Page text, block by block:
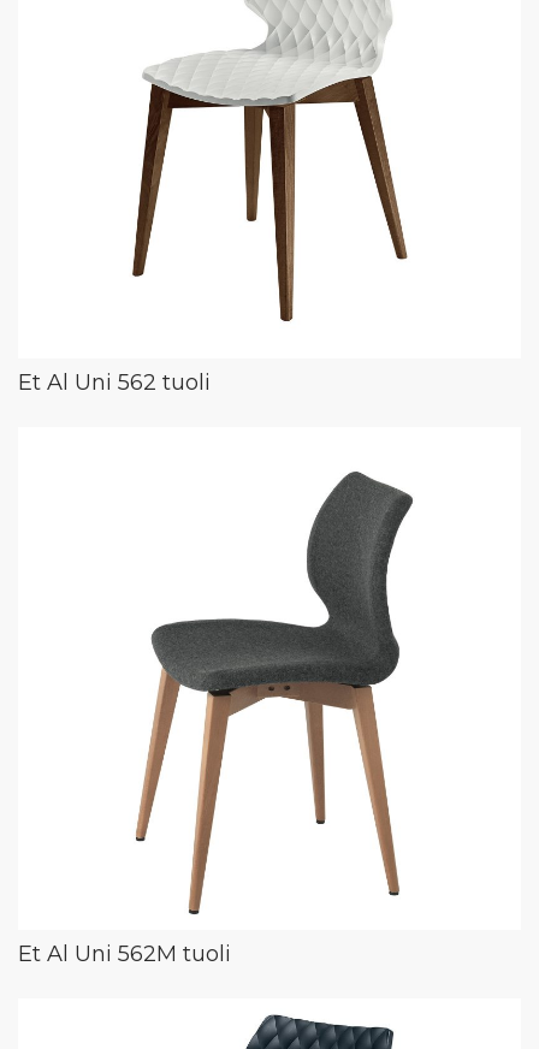
Et Al Uni 562 tuoli
Et Al Uni 562M tuoli